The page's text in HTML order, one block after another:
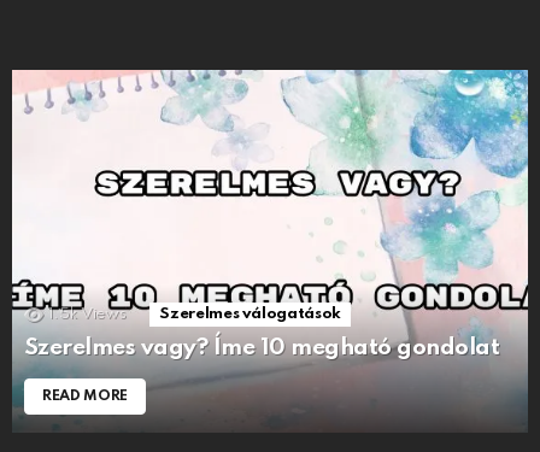
1.5k Views Szerelmes válogatások
Szerelmes vagy? Íme 10 megható gondolat
READ MORE